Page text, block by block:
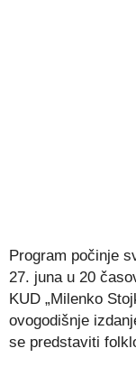
Program počinje
27. juna u 20
KUD „Milenko
ovogodišnje
se predstaviti